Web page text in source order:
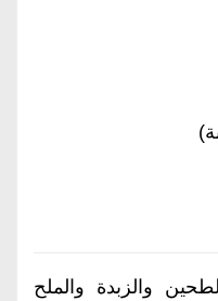
والزبدة والملح